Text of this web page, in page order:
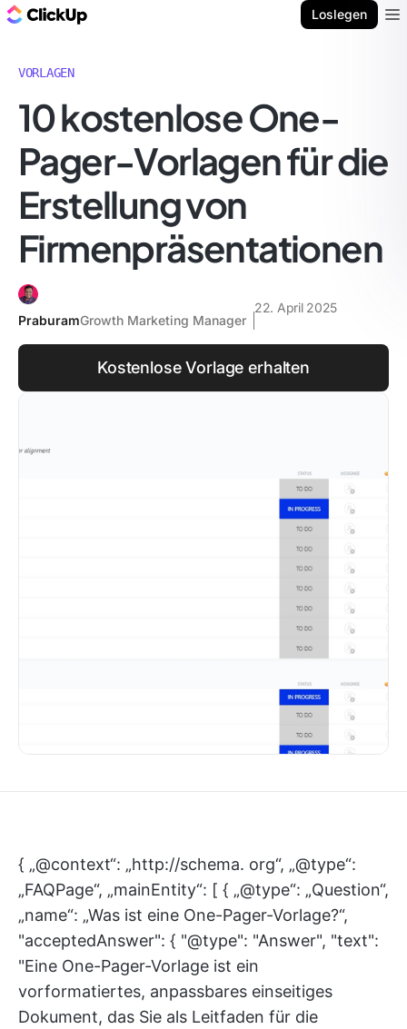
Loslegen
VORLAGEN
10 kostenlose One-
Pager-Vorlagen für die
Erstellung von
Firmenpräsentationen
PraburamGrowth Marketing Manager
22. April 2025
Kostenlose Vorlage erhalten
{ „@context“: „http://schema. org“, „@type“:
„FAQPage“, „mainEntity“: [ { „@type“: „Question“,
„name“: „Was ist eine One-Pager-Vorlage?“,
"acceptedAnswer": { "@type": "Answer", "text":
"Eine One-Pager-Vorlage ist ein
vorformatiertes, anpassbares einseitiges
Dokument, das Sie als Leitfaden für die